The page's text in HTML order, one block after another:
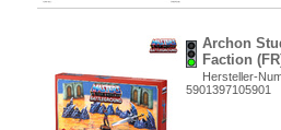
Archon
Faction
Hersteller-
5901397105901